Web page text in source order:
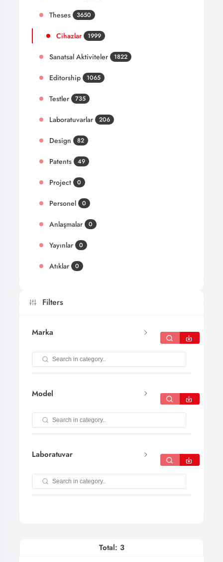
Theses 3650
Cihazlar 1999
Sanatsal Aktiviteler 1822
Editorship 1065
Testler 735
Laboratuvarlar 206
Design 82
Patents 49
Project 0
Personel 0
Anlaşmalar 0
Yayınlar 0
Atıklar 0
Filters
Marka
Model
Laboratuvar
Total: 3